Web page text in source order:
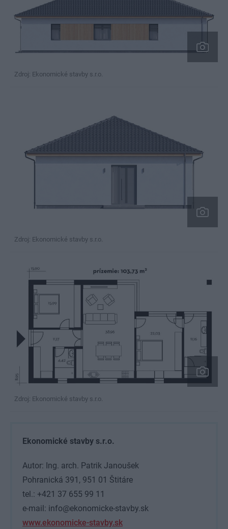
Zdroj: Ekonomické stavby s.r.o.
Zdroj: Ekonomické stavby s.r.o.
Zdroj: Ekonomické stavby s.r.o.
Ekonomické stavby s.r.o.
Autor: Ing. arch. Patrik Janoušek
Pohranická 391, 951 01 Štitáre
tel.: +421 37 655 99 11
e-mail: info@ekonomicke-stavby.sk
www.ekonomicke-stavby.sk